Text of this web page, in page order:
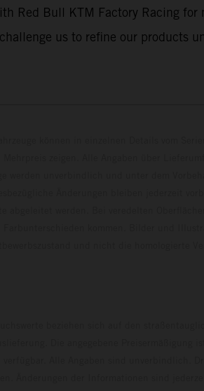
Red Bull KTM Factory Racing
us to refine our products